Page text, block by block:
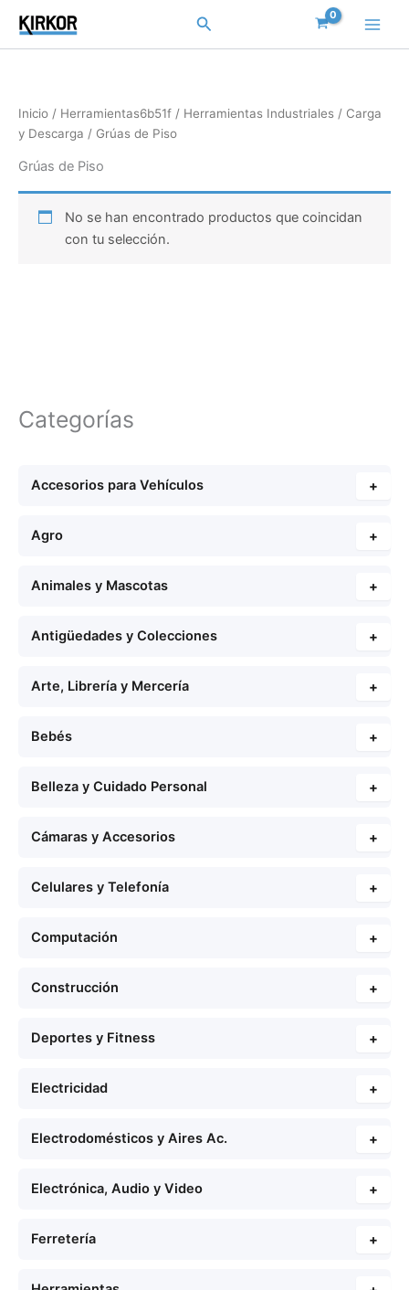
contenido
Buscar
Categorías
Accesorios para Vehículos +
Agro +
Animales y Mascotas +
Antigüedades y Colecciones +
Arte, Librería y Mercería +
Bebés +
Belleza y Cuidado Personal +
Cámaras y Accesorios +
Celulares y Telefonía +
Computación +
Construcción +
Deportes y Fitness +
Electricidad +
Electrodomésticos y Aires Ac. +
Electrónica, Audio y Video +
Ferretería +
Inicio / Herramientas6b51f / Herramientas Industriales / Carga
y Descarga / Grúas de Piso
Grúas de Piso
No se han encontrado productos que coincidan
con tu selección.